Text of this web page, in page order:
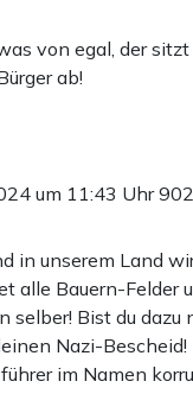
von egal, der
ab!
um 11:43 Uhr
in unserem Land
alle Bauern-Felder
selber! Bist du
Nazi-Bescheid!
im Namen